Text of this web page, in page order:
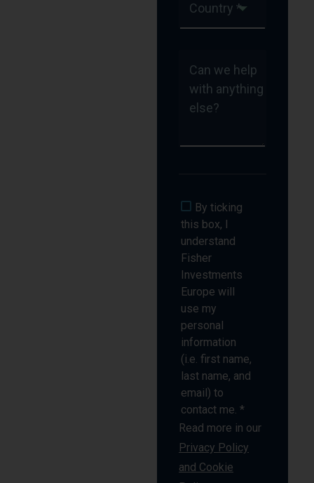
Country *
Can we help
with anything
else?
By ticking
this box, I
understand
Fisher
Investments
Europe will
use my
personal
information
(i.e. first name,
last name, and
email) to
contact me. *
Read more in our
Privacy Policy
and Cookie